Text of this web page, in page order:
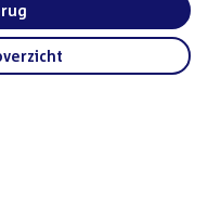
link: